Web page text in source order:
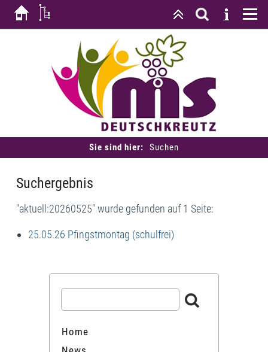
Sie sind hier: Suchen
Suchergebnis
"aktuell:20260525" wurde gefunden auf 1 Seite:
25.05.26 Pfingstmontag (schulfrei)
Home